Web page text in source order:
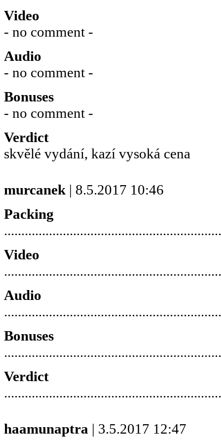
Video
- no comment -
Audio
- no comment -
Bonuses
- no comment -
Verdict
skvělé vydání, kazí vysoká cena
murcanek | 8.5.2017 10:46
Packing
Video
Audio
Bonuses
Verdict
haamunaptra | 3.5.2017 12:47